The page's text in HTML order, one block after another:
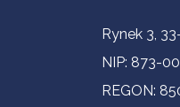
Rynek 3,
NIP: 873-
REGON: